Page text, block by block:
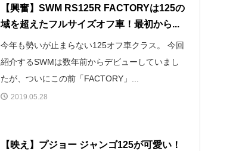
【興奮】SWM RS125R FACTORYは125の
域を超えたフルサイズオフ車！最初から...
今年も勢いが止まらない125オフ車クラス。 今回
紹介するSWMは数年前からデビューしていまし
たが、ついにこの前「FACTORY」...
2019.05.28
【映え】プジョー ジャンゴ125が可愛い！